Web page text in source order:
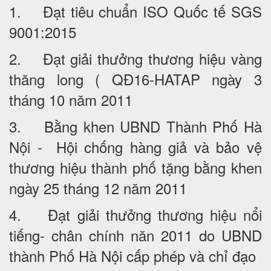
1. Đạt tiêu chuẩn ISO Quốc tế SGS
9001:2015
2. Đạt giải thưởng thương hiệu vàng
thăng long ( QĐ16-HATAP ngày 3
tháng 10 năm 2011
3. Bằng khen UBND Thành Phố Hà
Nội - Hội chống hàng giả và bảo vệ
thương hiệu thành phố tặng bằng khen
ngày 25 tháng 12 năm 2011
4. Đạt giải thưởng thương hiệu nổi
tiếng- chân chính năn 2011 do UBND
thành Phố Hà Nội cấp phép và chỉ đạo